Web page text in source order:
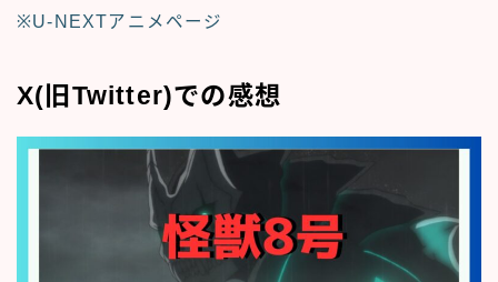
※U-NEXTアニメページ
X(旧Twitter)での感想